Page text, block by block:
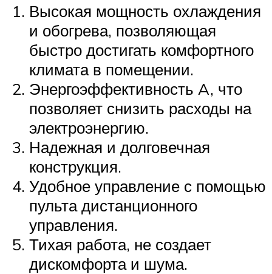
Высокая мощность охлаждения
и обогрева, позволяющая
быстро достигать комфортного
климата в помещении.
Энергоэффективность A, что
позволяет снизить расходы на
электроэнергию.
Надежная и долговечная
конструкция.
Удобное управление с помощью
пульта дистанционного
управления.
Тихая работа, не создает
дискомфорта и шума.